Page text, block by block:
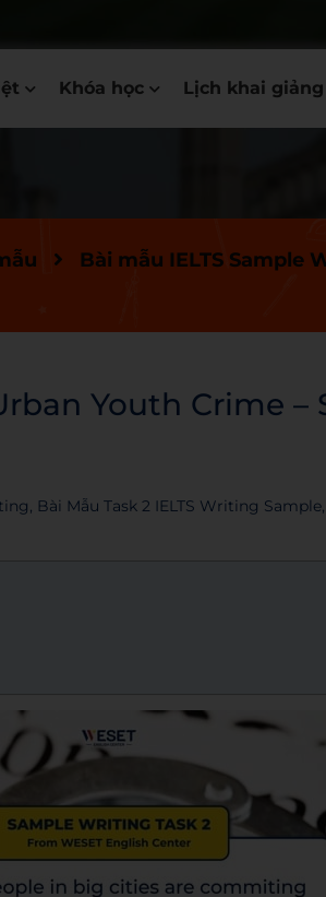
Khóa học Lịch khai giảng
Bài mẫu IELTS Sample
Youth Crime –
, Bài Mẫu Task 2 IELTS Writing Sample,